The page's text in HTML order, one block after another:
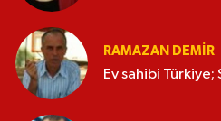
RAMAZAN DEMİR
Ev sahibi Türkiye;